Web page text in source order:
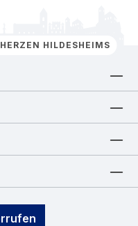
HILDESHEIMS